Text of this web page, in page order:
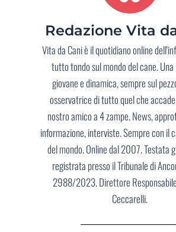
Redazione Vita
Vita da Cani è il quotidiano online
tutto tondo sul mondo del cane.
giovane e dinamica, sempre sul
osservatrice di tutto quel che
nostro amico a 4 zampe. News,
informazione, interviste. Sempre con il
del mondo. Online dal 2007. Testata
registrata presso il Tribunale di
2988/2023. Direttore
Ceccarelli.